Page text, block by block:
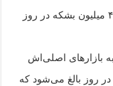
را ۷۰۰ هزار بشکه در روز افزایش داده و به ۴.۷ میلیون بشکه در روز
بازارهای اصلی‌اش
۱.۱۲ میلیون بشکه در روز بالغ می‌شود که